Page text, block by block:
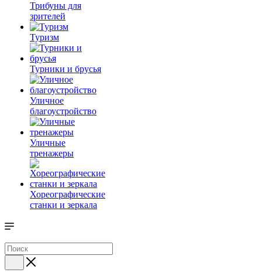
Трибуны для
зрителей
Туризм
Турники и брусья
Уличное
благоустройство
Уличные
тренажеры
Хореографические
станки и зеркала